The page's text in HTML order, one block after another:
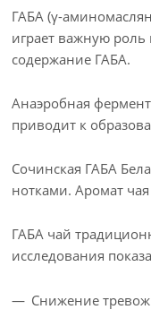
ГАБА (γ-
играет важную
содержание ГАБА.
Анаэробная
приводит к
Сочинская ГАБА
нотками. Аромат
ГАБА чай
исследования
Снижение